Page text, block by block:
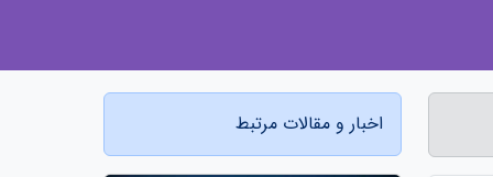
اخبار و مقالات مرتبط